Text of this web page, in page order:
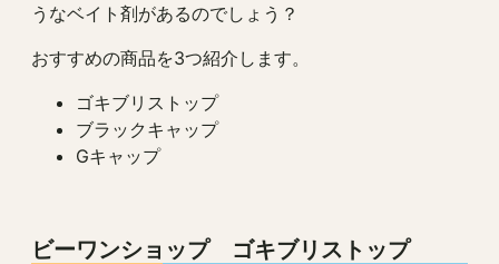
うなベイト剤があるのでしょう？
おすすめの商品を3つ紹介します。
ゴキブリストップ
ブラックキャップ
Gキャップ
ビーワンショップ ゴキブリストップ